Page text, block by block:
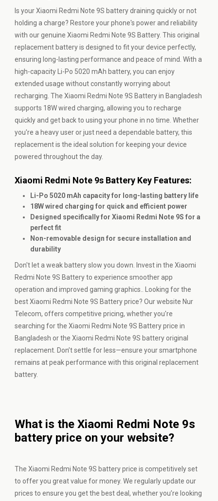
Is your Xiaomi Redmi Note 9S battery draining quickly or not
holding a charge? Restore your phone's power and reliability
with our genuine Xiaomi Redmi Note 9S Battery. This original
replacement battery is designed to fit your device perfectly,
ensuring long-lasting performance and peace of mind. With a
high-capacity Li-Po 5020 mAh battery, you can enjoy
extended usage without constantly worrying about
recharging. The Xiaomi Redmi Note 9S Battery in Bangladesh
supports 18W wired charging, allowing you to recharge
quickly and get back to using your phone in no time. Whether
you're a heavy user or just need a dependable battery, this
replacement is the ideal solution for keeping your device
powered throughout the day.
Xiaomi Redmi Note 9s Battery Key Features:
Li-Po 5020 mAh capacity for long-lasting battery life
18W wired charging for quick and efficient power
Designed specifically for Xiaomi Redmi Note 9S for a
perfect fit
Non-removable design for secure installation and
durability
Don't let a weak battery slow you down. Invest in the Xiaomi
Redmi Note 9S Battery to experience smoother app
operation and improved gaming graphics.. Looking for the
best Xiaomi Redmi Note 9S Battery price? Our website Nur
Telecom, offers competitive pricing, whether you're
searching for the Xiaomi Redmi Note 9S Battery price in
Bangladesh or the Xiaomi Redmi Note 9S battery original
replacement. Don’t settle for less—ensure your smartphone
remains at peak performance with this original replacement
battery.
What is the Xiaomi Redmi Note 9s
battery price on your website?
The Xiaomi Redmi Note 9S battery price is competitively set
to offer you great value for money. We regularly update our
prices to ensure you get the best deal, whether you’re looking